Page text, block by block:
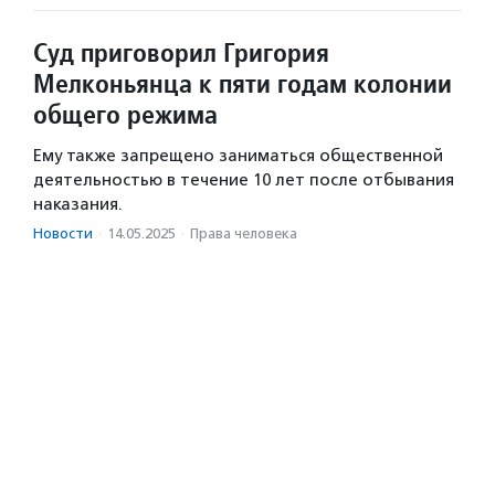
Суд приговорил Григория
Мелконьянца к пяти годам колонии
общего режима
Ему также запрещено заниматься общественной
деятельностью в течение 10 лет после отбывания
наказания.
Новости · 14.05.2025 · Права человека